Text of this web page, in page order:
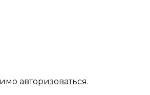
авторизоваться.